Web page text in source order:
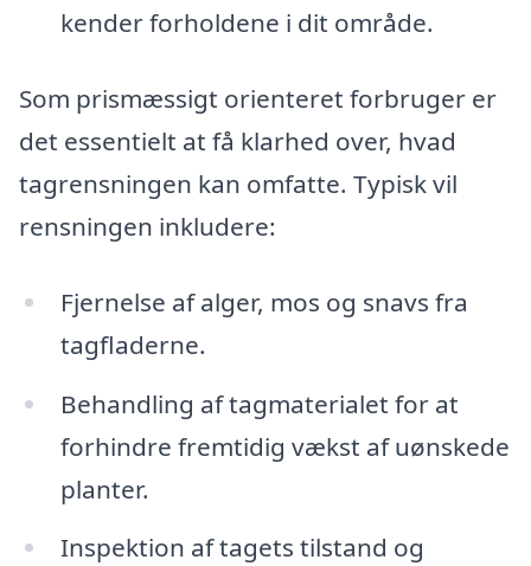
kender forholdene i dit område.
Som prismæssigt orienteret forbruger er
det essentielt at få klarhed over, hvad
tagrensningen kan omfatte. Typisk vil
rensningen inkludere:
Fjernelse af alger, mos og snavs fra
tagfladerne.
Behandling af tagmaterialet for at
forhindre fremtidig vækst af uønskede
planter.
Inspektion af tagets tilstand og